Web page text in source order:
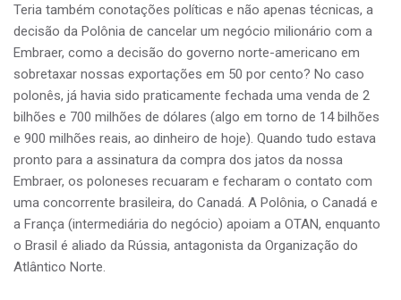
Teria também conotações políticas e não apenas técnicas, a
decisão da Polônia de cancelar um negócio milionário com a
Embraer, como a decisão do governo norte-americano em
sobretaxar nossas exportações em 50 por cento? No caso
polonês, já havia sido praticamente fechada uma venda de 2
bilhões e 700 milhões de dólares (algo em torno de 14 bilhões
e 900 milhões reais, ao dinheiro de hoje). Quando tudo estava
pronto para a assinatura da compra dos jatos da nossa
Embraer, os poloneses recuaram e fecharam o contato com
uma concorrente brasileira, do Canadá. A Polônia, o Canadá e
a França (intermediária do negócio) apoiam a OTAN, enquanto
o Brasil é aliado da Rússia, antagonista da Organização do
Atlântico Norte.